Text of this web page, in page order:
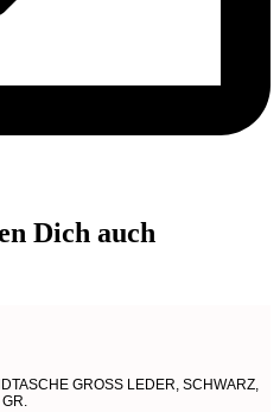
Dich auch
GROSS LEDER, SCHWARZ,
GR.